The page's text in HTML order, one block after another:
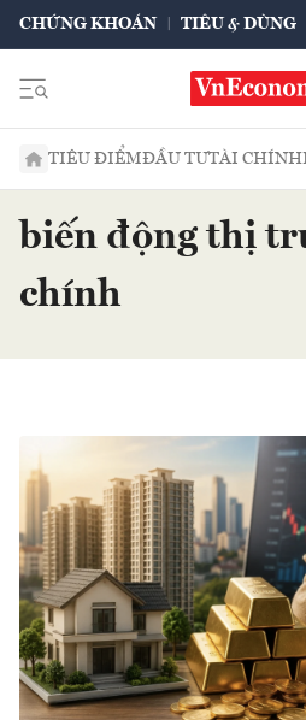
CHỨNG KHOÁN TIÊU & DÙNG
TIÊU ĐIỂMĐẦU TƯTÀI CHÍNH
biến động thị
chính